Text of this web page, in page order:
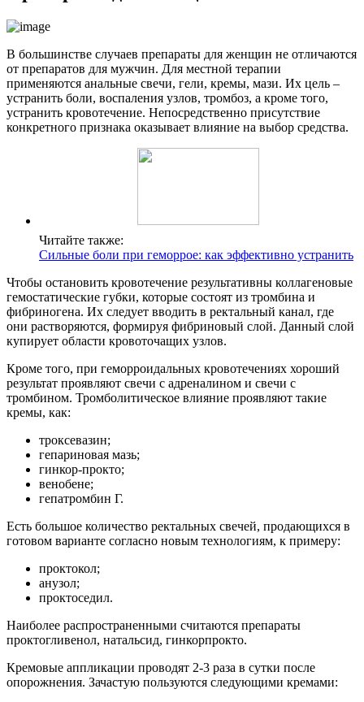
В большинстве случаев препараты для женщин не отличаются
от препаратов для мужчин. Для местной терапии
применяются анальные свечи, гели, кремы, мази. Их цель –
устранить боли, воспаления узлов, тромбоз, а кроме того,
устранить кровотечение. Непосредственно присутствие
конкретного признака оказывает влияние на выбор средства.
Читайте также:
Сильные боли при геморрое: как эффективно устранить
Чтобы остановить кровотечение результативны коллагеновые
гемостатические губки, которые состоят из тромбина и
фибриногена. Их следует вводить в ректальный канал, где
они растворяются, формируя фибриновый слой. Данный слой
купирует области кровоточащих узлов.
Кроме того, при геморроидальных кровотечениях хороший
результат проявляют свечи с адреналином и свечи с
тромбином. Тромболитическое влияние проявляют такие
кремы, как:
троксевазин;
гепариновая мазь;
гинкор-прокто;
венобене;
гепатромбин Г.
Есть большое количество ректальных свечей, продающихся в
готовом варианте согласно новым технологиям, к примеру:
проктокол;
анузол;
проктоседил.
Наиболее распространенными считаются препараты
проктогливенол, натальсид, гинкорпрокто.
Кремовые аппликации проводят 2-3 раза в сутки после
опорожнения. Зачастую пользуются следующими кремами: